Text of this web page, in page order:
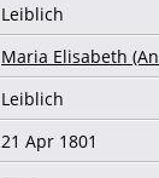
Leiblich
Maria Elisabeth
Leiblich
21 Apr 1801